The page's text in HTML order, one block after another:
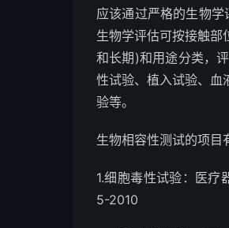
应该通过严格的生物
生物学评估可按接触
和长期)和用途分类，
性试验、植入试验、血
验等。
生物相容性测试的项目
1.细胞毒性试验：医
5-2010